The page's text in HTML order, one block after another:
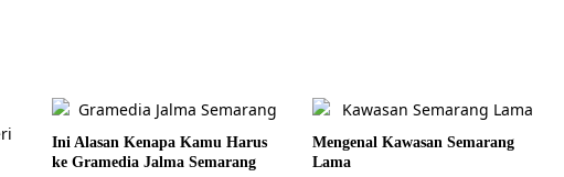
Ini Alasan Kenapa Kamu Harus
ke Gramedia Jalma Semarang
Mengenal Kawasan Semarang
Lama